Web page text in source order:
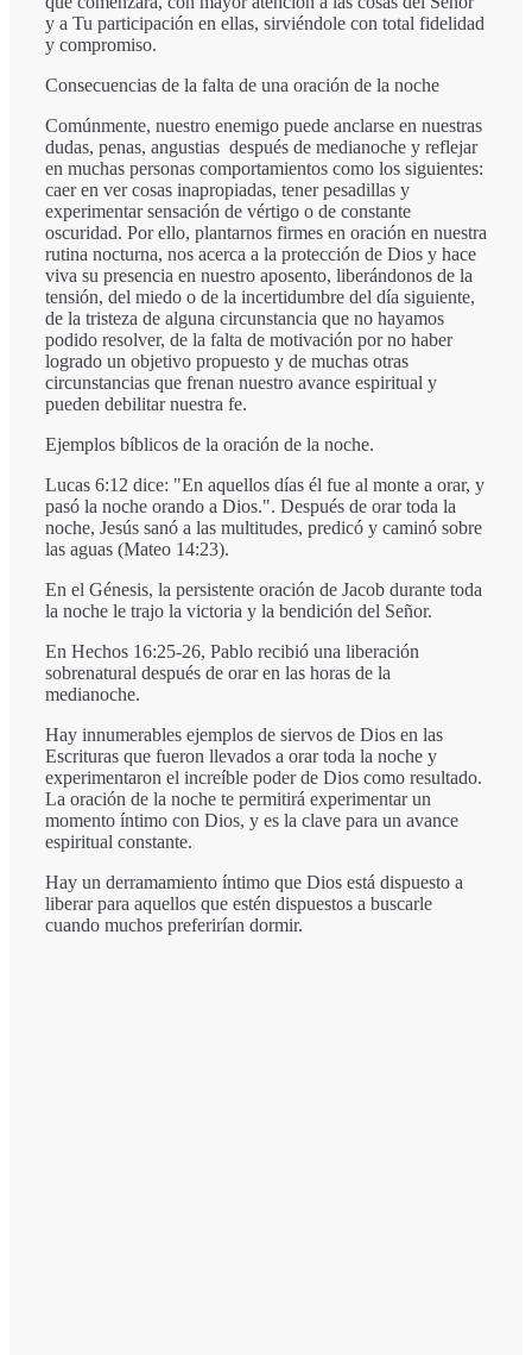
y a Tu participación en ellas, sirviéndole con total fidelidad
y compromiso.
Consecuencias de la falta de una oración de la noche
Comúnmente, nuestro enemigo puede anclarse en nuestras
dudas, penas, angustias después de medianoche y reflejar
en muchas personas comportamientos como los siguientes:
caer en ver cosas inapropiadas, tener pesadillas y
experimentar sensación de vértigo o de constante
oscuridad. Por ello, plantarnos firmes en oración en nuestra
rutina nocturna, nos acerca a la protección de Dios y hace
viva su presencia en nuestro aposento, liberándonos de la
tensión, del miedo o de la incertidumbre del día siguiente,
de la tristeza de alguna circunstancia que no hayamos
podido resolver, de la falta de motivación por no haber
logrado un objetivo propuesto y de muchas otras
circunstancias que frenan nuestro avance espiritual y
pueden debilitar nuestra fe.
Ejemplos bíblicos de la oración de la noche.
Lucas 6:12 dice: "En aquellos días él fue al monte a orar, y
pasó la noche orando a Dios.". Después de orar toda la
noche, Jesús sanó a las multitudes, predicó y caminó sobre
las aguas (Mateo 14:23).
En el Génesis, la persistente oración de Jacob durante toda
la noche le trajo la victoria y la bendición del Señor.
En Hechos 16:25-26, Pablo recibió una liberación
sobrenatural después de orar en las horas de la
medianoche.
Hay innumerables ejemplos de siervos de Dios en las
Escrituras que fueron llevados a orar toda la noche y
experimentaron el increíble poder de Dios como resultado.
La oración de la noche te permitirá experimentar un
momento íntimo con Dios, y es la clave para un avance
espiritual constante.
Hay un derramamiento íntimo que Dios está dispuesto a
liberar para aquellos que estén dispuestos a buscarle
cuando muchos preferirían dormir.